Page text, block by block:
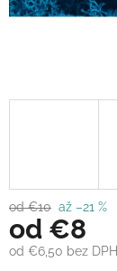
od €10 až –21 %
od €8
od €6,50 bez DPH